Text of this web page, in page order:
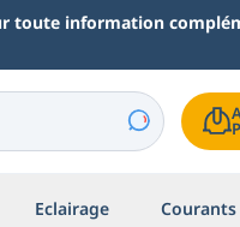
toute information
Eclairage